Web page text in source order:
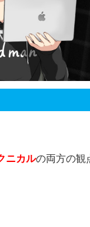
ニカルの両方の観